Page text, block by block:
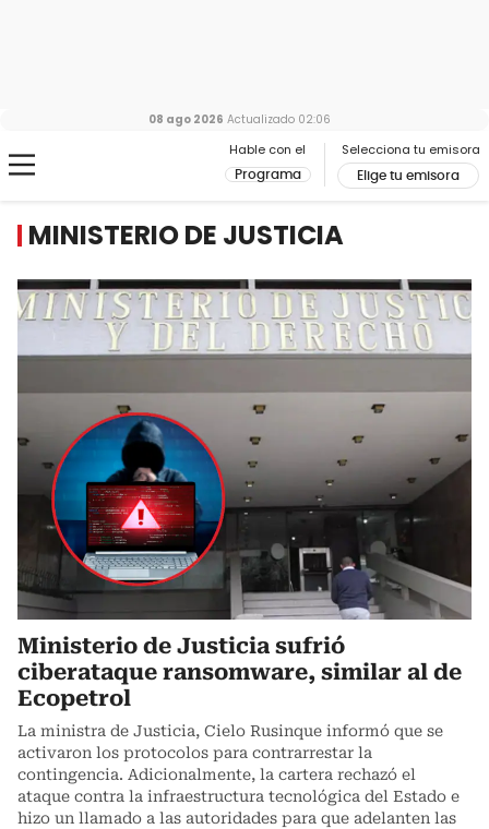
Hable con el
Programa
Selecciona tu emisora
Elige tu emisora
08 ago 2026 Actualizado 02:06
MINISTERIO DE JUSTICIA
Ministerio de Justicia sufrió
ciberataque ransomware, similar al de
Ecopetrol
La ministra de Justicia, Cielo Rusinque informó que se
activaron los protocolos para contrarrestar la
contingencia. Adicionalmente, la cartera rechazó el
ataque contra la infraestructura tecnológica del Estado e
hizo un llamado a las autoridades para que adelanten las